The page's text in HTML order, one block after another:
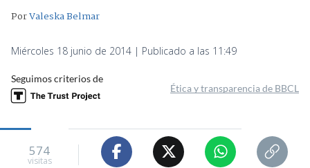
PorValeska Belmar
Miércoles 18 junio de 2014 | Publicado a las 11:49
Seguimos criterios de
Ética y transparencia de BBCL
574
visitas